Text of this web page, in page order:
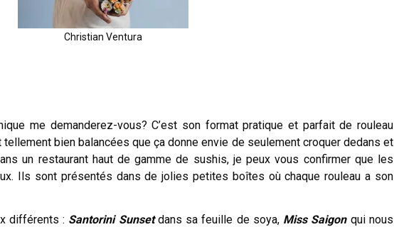
Christian Ventura
me demanderez-vous? C’est son format pratique et parfait de rouleau
bien balancées que ça donne envie de seulement croquer dedans et
un restaurant haut de gamme de sushis, je peux vous confirmer que les
Ils sont présentés dans de jolies petites boîtes où chaque rouleau a son
différents : Santorini Sunsetdans sa feuille de soya, Miss Saigonqui nous